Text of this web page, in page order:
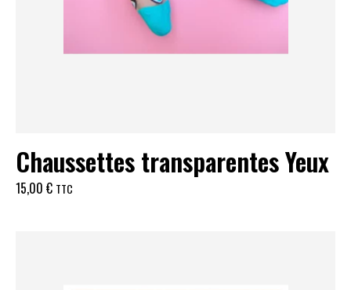
Chaussettes transparentes Yeux
15,00 € TTC